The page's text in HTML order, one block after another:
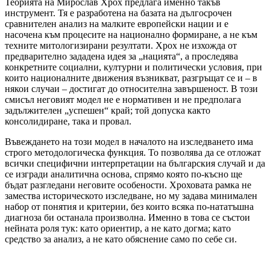
инструмент. Тя е разработена на базата на дългосрочен
сравнителен анализ на малките европейски нации и е
насочена към процесите на национално формиране, а не към
техните митологизирани резултати. Хрох не изхожда от
предварително зададена идея за „нацията“, а проследява
конкретните социални, културни и политически условия, при
които националните движения възникват, разгръщат се и – в
някои случаи – достигат до относителна завършеност. В този
смисъл неговият модел не е нормативен и не предполага
задължителен „успешен“ край; той допуска както
консолидиране, така и провал.
Въвеждането на този модел в началото на изследването има
строго методологическа функция. То позволява да се отложат
всички специфични интерпретации на българския случай и да
се изгради аналитична основа, спрямо която по-късно ще
бъдат разгледани неговите особености. Хроховата рамка не
замества историческото изследване, но му задава минимален
набор от понятия и критерии, без които всяка по-нататъшна
диагноза би останала произволна. Именно в това се състои
нейната роля тук: като ориентир, а не като догма; като
средство за анализ, а не като обяснение само по себе си.